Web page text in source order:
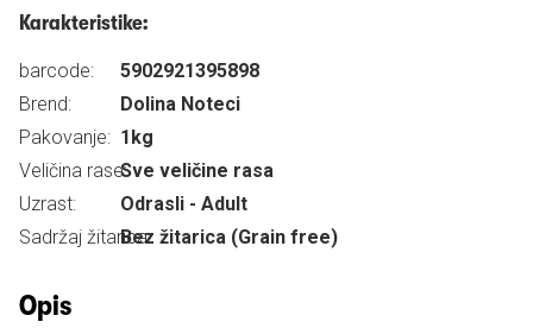
Karakteristike:
barcode:
5902921395898
Brend:
Dolina Noteci
Pakovanje: 1kg
Veličina rase:Sve veličine rasa
Uzrast:
Odrasli - Adult
Sadržaj žitarica:Bez žitarica (Grain free)
Opis